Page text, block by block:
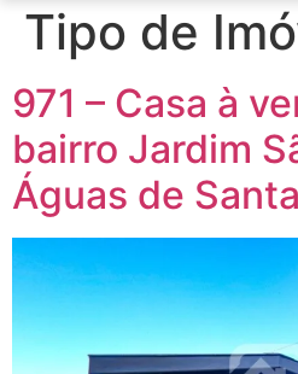
Tipo de
971 – Casa à
bairro Jardim
Águas de